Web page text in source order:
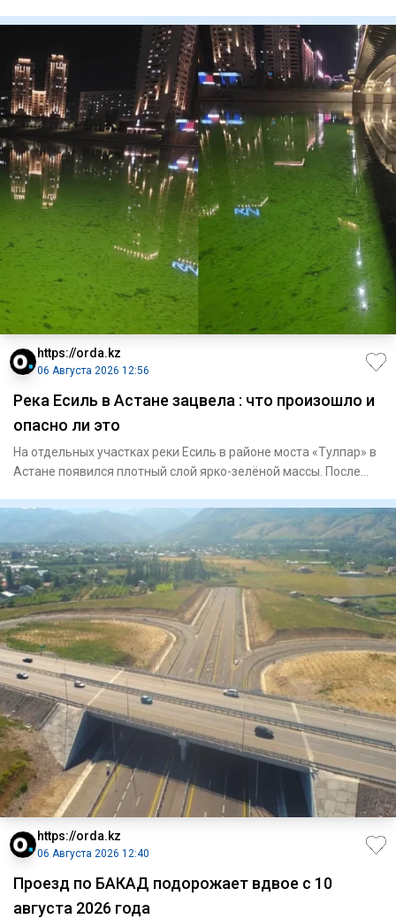
https://orda.kz
06 Августа 2026 12:56
Река Есиль в Астане зацвела : что произошло и
опасно ли это
На отдельных участках реки Есиль в районе моста «Тулпар» в
Астане появился плотный слой ярко-зелёной массы. После
https://orda.kz
06 Августа 2026 12:40
Проезд по БАКАД подорожает вдвое с 10
августа 2026 года